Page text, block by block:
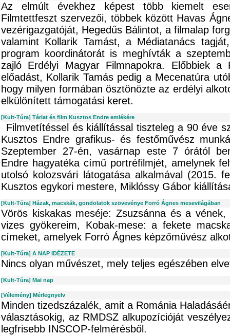
Az elmúlt évekhez képest több kiemelt
Filmtettfeszt szervezői, többek között Havas
vezérigazgatóját, Hegedűs Bálintot, a filmalap
valamint Kollarik Tamást, a Médiatanács
program koordinátorát is meghívták a
zajló Erdélyi Magyar Filmnapokra. Előbbiek a
előadást, Kollarik Tamás pedig a Mecenatúra
hogy milyen formában ösztönözte az erdélyi
elkülönített támogatási keret.
[Kult-Túra] Tárlat és film Kusztos Endre emlékére
Filmvetítéssel és kiállítással tiszteleg a 90 éve
Kusztos Endre grafikus- és festőművész
Szeptember 27-én, vasárnap este 7 órától
Endre hagyatéka című portréfilmjét, amelynek
utolsó kolozsvári látogatása alkalmával (2015.
Kusztos egykori mestere, Miklóssy Gábor
[Kult-Túra] Házak, macskák, gondolatok szövevénye Forró Ágnes mesevilágában
Vörös kiskakas meséje: Zsuzsánna és a
vizes gyökereim, Kobak-mese: a fekete
címeket, amelyek Forró Ágnes képzőművész
[Kult-Túra] A NAP IDÉZETE
Nincs olyan művészet, mely teljes egészében
[Kult-Túra] Mai nap
[Vélemény] Mérlegnyelv
Minden tizedszázalék, amit a Románia
választásokig, az RMDSZ alkupozícióját
legfrisebb INSCOP-felmérésből.